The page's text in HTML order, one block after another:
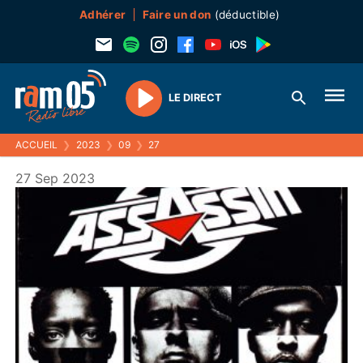
Adhérer Faire un don (déductible)
Play
LE DIRECT
ACCUEIL ❯ 2023 ❯ 09 ❯ 27
27 Sep 2023